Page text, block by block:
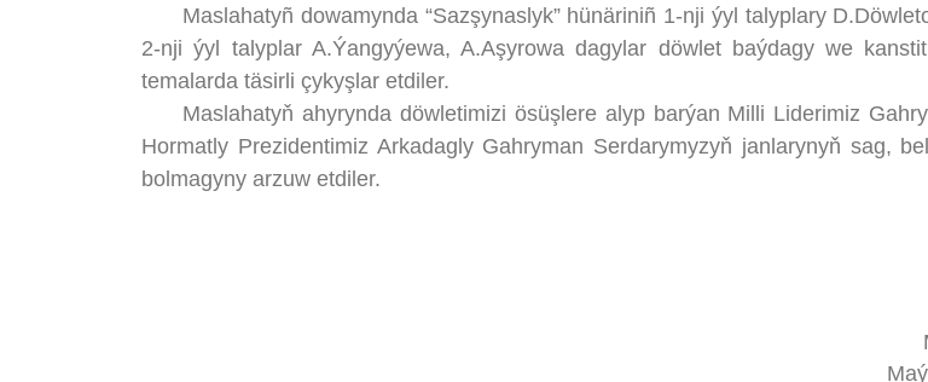
Maslahatyñ dowamynda “Sazşynaslyk” hünäriniñ 1-nji ýyl talyplary
2-nji ýyl talyplar A.Ýangyýewa, A.Aşyrowa dagylar döwlet baýdagy we
temalarda täsirli çykyşlar etdiler.
Maslahatyň ahyrynda döwletimizi ösüşlere alyp barýan Milli Liderimiz
Hormatly Prezidentimiz Arkadagly Gahryman Serdarymyzyň janlarynyň sag,
bolmagyny arzuw etdiler.